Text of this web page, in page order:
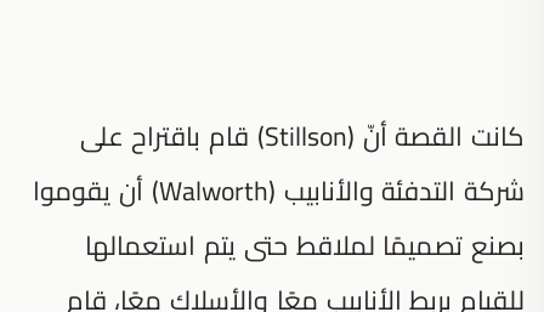
كانت القصة أنّ (Stillson) قام باقتراح على
شركة التدفئة والأنابيب (Walworth) أن يقوموا
بصنع تصميمًا لملاقط حتى يتم استعمالها
للقيام بربط الأنابيب معًا والأسلاك معًا، قام